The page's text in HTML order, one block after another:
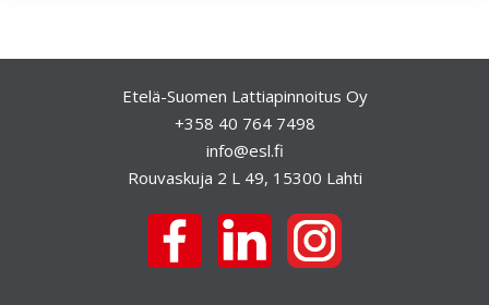
Etelä-Suomen Lattiapinnoitus Oy
+358 40 764 7498
info@esl.fi
Rouvaskuja 2 L 49, 15300 Lahti